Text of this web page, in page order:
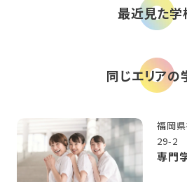
最近見た学
同じエリアの
福岡
29-2
専門